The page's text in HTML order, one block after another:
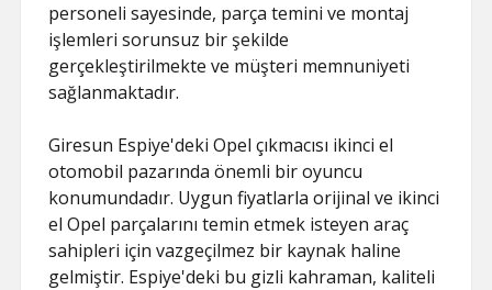
personeli sayesinde, parça temini ve montaj
işlemleri sorunsuz bir şekilde
gerçekleştirilmekte ve müşteri memnuniyeti
sağlanmaktadır.
Giresun Espiye'deki Opel çıkmacısı ikinci el
otomobil pazarında önemli bir oyuncu
konumundadır. Uygun fiyatlarla orijinal ve ikinci
el Opel parçalarını temin etmek isteyen araç
sahipleri için vazgeçilmez bir kaynak haline
gelmiştir. Espiye'deki bu gizli kahraman, kaliteli